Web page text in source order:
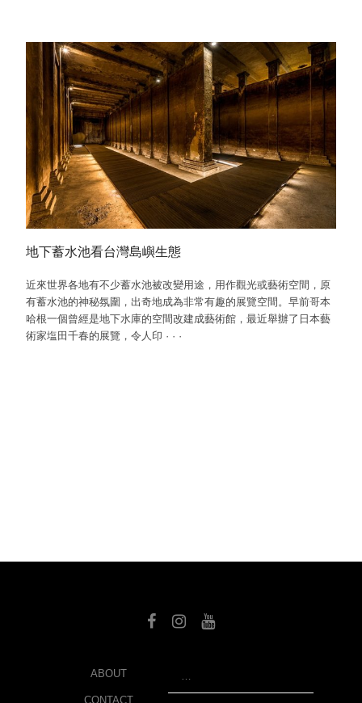
地下蓄水池看台灣島嶼生態
近來世界各地有不少蓄水池被改變用途，用作觀光或藝術空間，原
有蓄水池的神秘氛圍，出奇地成為非常有趣的展覽空間。早前哥本
哈根一個曾經是地下水庫的空間改建成藝術館，最近舉辦了日本藝
術家塩田千春的展覽，令人印 · · ·
ABOUT
CONTACT